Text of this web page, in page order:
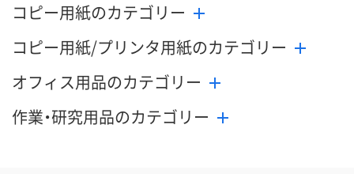
コピー用紙のカテゴリー
コピー用紙/プリンタ用紙のカテゴリー
オフィス用品のカテゴリー
作業・研究用品のカテゴリー